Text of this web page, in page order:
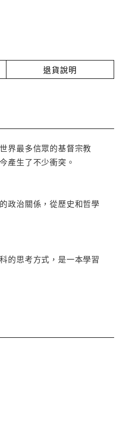
退貨說明
界最多信眾的基督宗教
產生了不少衝突。
政治關係，從歷史和哲學
的思考方式，是一本學習